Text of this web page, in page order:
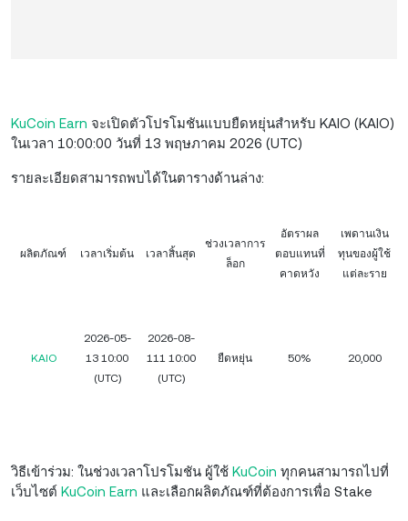
KuCoin Earn จะเปิดตัวโปรโมชันแบบยืดหยุ่นสำหรับ KAIO (KAIO)
ในเวลา 10:00:00 วันที่ 13 พฤษภาคม 2026 (UTC)
รายละเอียดสามารถพบได้ในตารางด้านล่าง:
ผลิตภัณฑ์ เวลาเริ่มต้น เวลาสิ้นสุด
ช่วงเวลาการ
ล็อก
อัตราผล
ตอบแทนที่
คาดหวัง
เพดานเงิน
ทุนของผู้ใช้
แต่ละราย
KAIO
2026-05-
13 10:00
(UTC)
2026-08-
111 10:00
(UTC)
ยืดหยุ่น 50% 20,000
วิธีเข้าร่วม: ในช่วงเวลาโปรโมชัน ผู้ใช้ KuCoin ทุกคนสามารถไปที่
เว็บไซต์ KuCoin Earn และเลือกผลิตภัณฑ์ที่ต้องการเพื่อ Stake